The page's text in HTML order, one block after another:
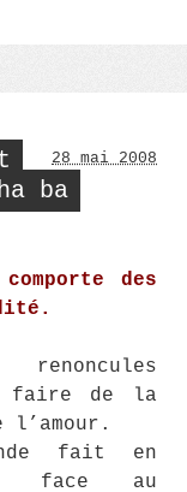
ba
28 mai 2008
des
faire de la
l’amour.
fait en
face au